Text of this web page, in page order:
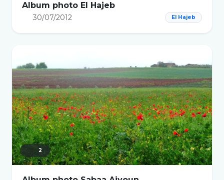
Album photo El Hajeb
30/07/2012 El Hajeb
2